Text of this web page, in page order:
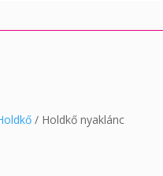
/ Holdkő nyaklánc